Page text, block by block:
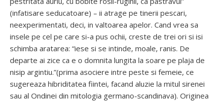
(infatisare seducatoare) – ii atrage pe tinerii pescari,
neexperimentati, deci, in valtoarea apelor. Cand vrea sa
insele pe cel pe care si-a pus ochii, creste de trei ori si isi
schimba aratarea: “iese si se intinde, moale, ranis. De
departe ai zice ca e o domnita lungita la soare pe plaja de
nisip argintiu.”(prima asociere intre peste si femeie, ce
sugereaza hibriditatea fiintei, facand aluzie la mitul sirenei
sau al Ondinei din mitologia germano-scandinava). Originea